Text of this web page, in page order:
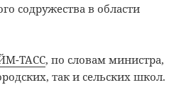
содружества в области
ТАСС, по словам министра,
так и сельских школ.